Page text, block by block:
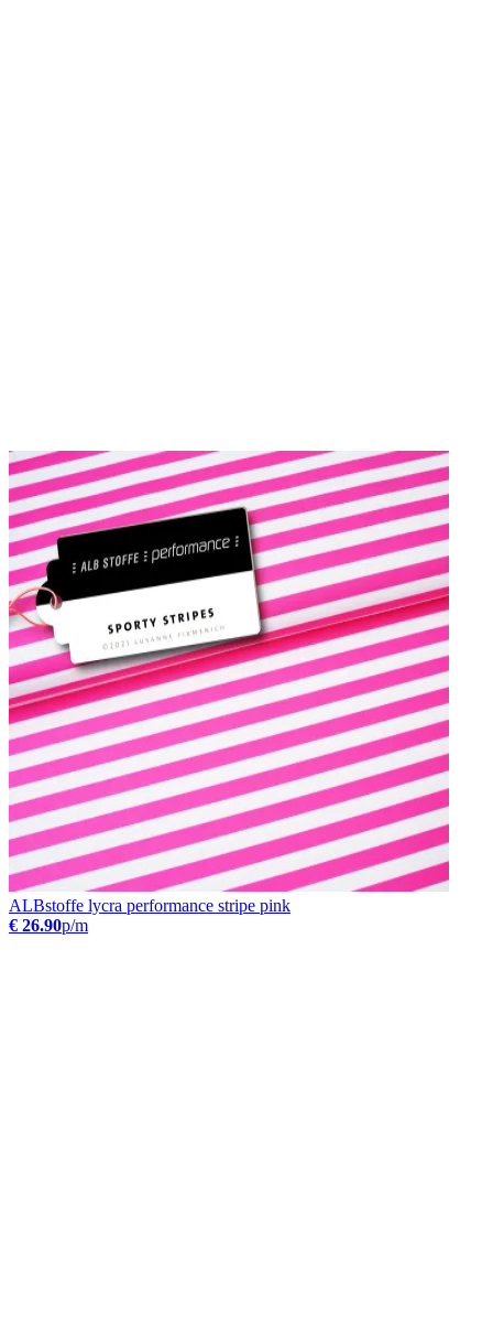
ALBstoffe lycra performance stripe pink
€ 26.90p/m